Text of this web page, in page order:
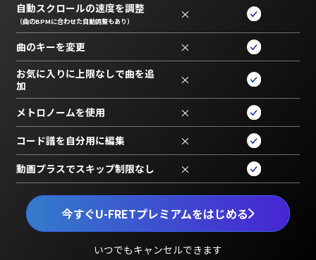
今すぐU-FRETプレミアムをはじめる
いつでもキャンセルできます
自動スクロールの速度を調整
（曲のBPMに合わせた自動調整もあり） ×
曲のキーを変更 ×
お気に入りに上限なしで曲を追
加
×
メトロノームを使用 ×
コード譜を自分用に編集 ×
動画プラスでスキップ制限なし ×